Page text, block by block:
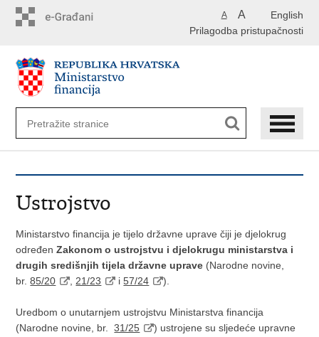
English
A A
Prilagodba pristupačnosti
Ustrojstvo
Ministarstvo financija je tijelo državne uprave čiji je djelokrug
određenZakonom o ustrojstvu i djelokrugu ministarstva i
drugih središnjih tijela državne uprave (Narodne novine,
br.85/20 21/23 i57/24 ).
Uredbom o unutarnjem ustrojstvu Ministarstva financija
(Narodne novine, br.31/25
) ustrojene su sljedeće upravne